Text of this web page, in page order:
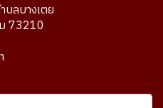
ลบางเตย
73210